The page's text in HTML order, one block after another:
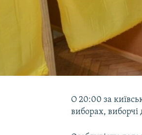
О 20:00 за
виборах, виборчі